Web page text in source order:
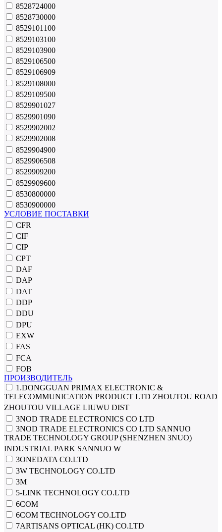
8528724000
8528730000
8529101100
8529103100
8529103900
8529106500
8529106909
8529108000
8529109500
8529901027
8529901090
8529902002
8529902008
8529904900
8529906508
8529909200
8529909600
8530800000
8530900000
УСЛОВИЕ ПОСТАВКИ
CFR
CIF
CIP
CPT
DAF
DAP
DAT
DDP
DDU
DPU
EXW
FAS
FCA
FOB
ПРОИЗВОДИТЕЛЬ
1.DONGGUAN PRIMAX ELECTRONIC &
TELECOMMUNICATION PRODUCT LTD ZHOUTOU ROAD
ZHOUTOU VILLAGE LIUWU DIST
3NOD TRADE ELECTRONICS CO LTD
3NOD TRADE ELECTRONICS CO LTD SANNUO
TRADE TECHNOLOGY GROUP (SHENZHEN 3NUO)
INDUSTRIAL PARK SANNUO W
3ONEDATA CO.LTD
3W TECHNOLOGY CO.LTD
3М
5-LINK TECHNOLOGY CO.LTD
6COM
6COM TECHNOLOGY CO.LTD
7ARTISANS OPTICAL (HK) CO.LTD